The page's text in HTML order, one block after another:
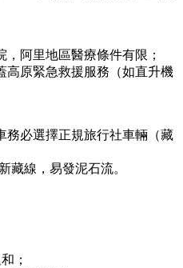
阿里地區醫療條件有限；
高原緊急救援服務（如直升機
務必選擇正規旅行社車輛（藏
藏線，易發泥石流。
；